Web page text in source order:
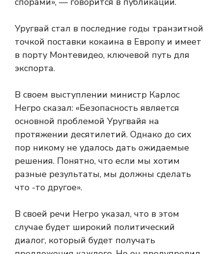
Уругвай стал в последние годы транзитной
точкой поставки кокаина в Европу и имеет
в порту Монтевидео, ключевой путь для
экспорта.
В своем выступлении министр Карлос
Негро сказал: «Безопасность является
основной проблемой Уругвайя на
протяжении десятилетий. Однако до сих
пор никому не удалось дать ожидаемые
решения. Понятно, что если мы хотим
разные результаты, мы должны сделать
что -то другое».
В своей речи Негро указал, что в этом
случае будет широкий политический
диалог, который будет получать